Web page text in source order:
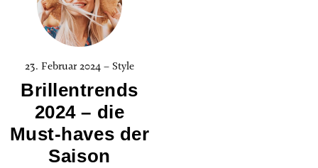
23. Februar 2024 – Style
Brillentrends
2024 – die
Must-haves der
Saison